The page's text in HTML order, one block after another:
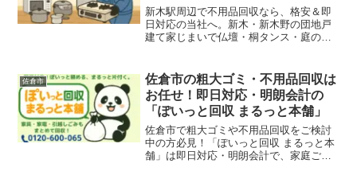
を即日対応＆格安処分
新木駅周辺で不用品回収なら、格安＆即
日対応の当社へ。新木・新木野の団地戸
建て家じまいで仏壇・桐タンス・庭の物
店代替わり・JR成田線沿線事業所の代替
わりで家具・家電・店舗什器・粗大ごみ
をまるっと回収いたします！
佐倉市
佐倉市の粗大ゴミ・不用品回収は
お任せ！即日対応・明朗会計の
「ぽいっと回収 まるっと本舗」
佐倉市で粗大ゴミや不用品回収をご検討
中の方必見！「ぽいっと回収 まるっと本
舗」は即日対応・明朗会計で、家庭ご